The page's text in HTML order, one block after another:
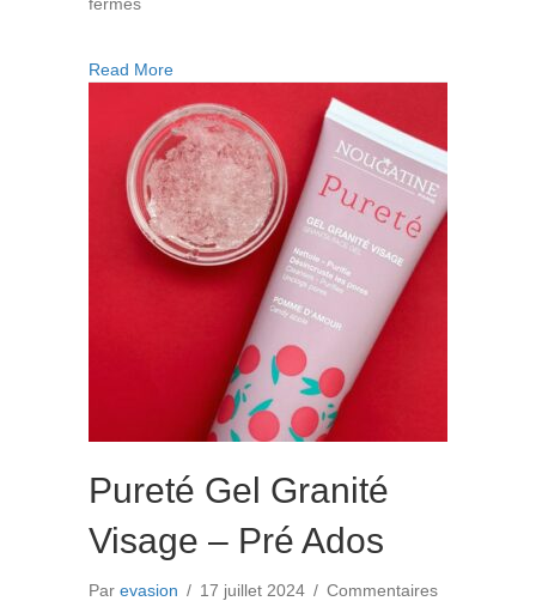
au
charbon
Read Moreabout Patch nez au charbon
Pureté Gel Granité
Visage – Pré Ados
Par evasion / 17 juillet 2024 / Commentaires